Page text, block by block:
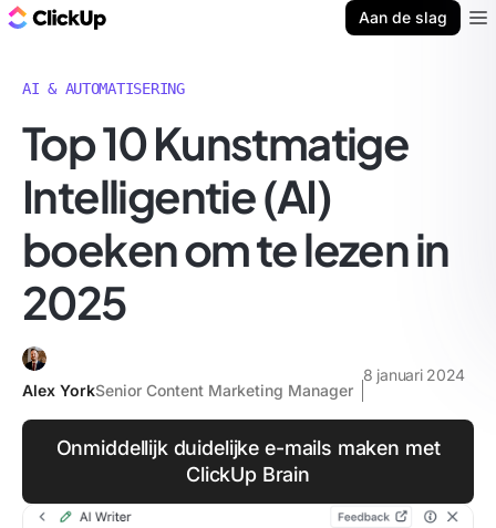
Aan de slag
AI & AUTOMATISERING
Top 10 Kunstmatige
Intelligentie (AI)
boeken om te lezen in
2025
Alex YorkSenior Content Marketing Manager
8 januari 2024
Onmiddellijk duidelijke e-mails maken met
ClickUp Brain